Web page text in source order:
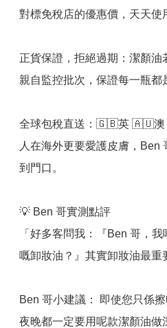
對標免稅店的優惠價，天天使
正貨保證，拒絕過期：潔顏
親自監控批次，保證每一瓶都
全球包稅直送：🇬🇧英 🇦🇺澳
人在海外更要愛護皮膚，Ben
到門口。
💡 Ben 哥實測點評
「好多客問我：『Ben 哥，
嘅卸妝油？』其實卸妝油最重
Ben 哥小建議： 即使您只係
夜晚都一定要用呢款潔顏油